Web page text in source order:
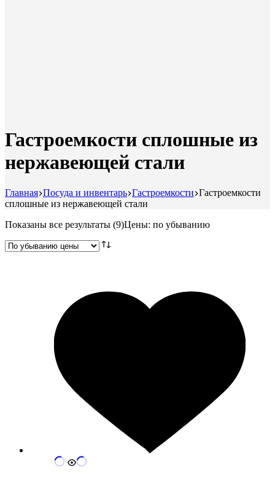
Гастроемкости сплошные из
нержавеющей стали
Главная Посуда и инвентарь Гастроемкости Гастроемкости
сплошные из нержавеющей стали
Показаны все результаты (9)Цены: по убыванию